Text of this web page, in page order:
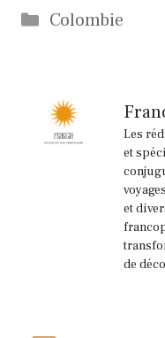
Catégories
Colombie
Les
et
et
de